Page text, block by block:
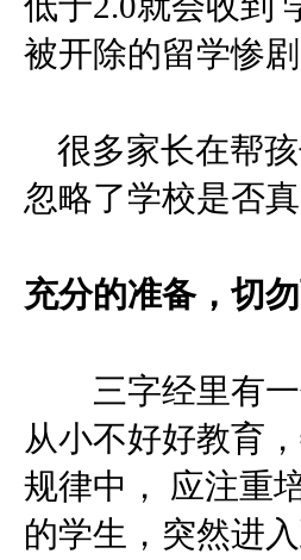
被开除的留学惨剧
很多家长在帮
忽略了学校是
充分的准备，切
三字经里有一
从小不好好教育
规律中， 应注重
的学生，突然进